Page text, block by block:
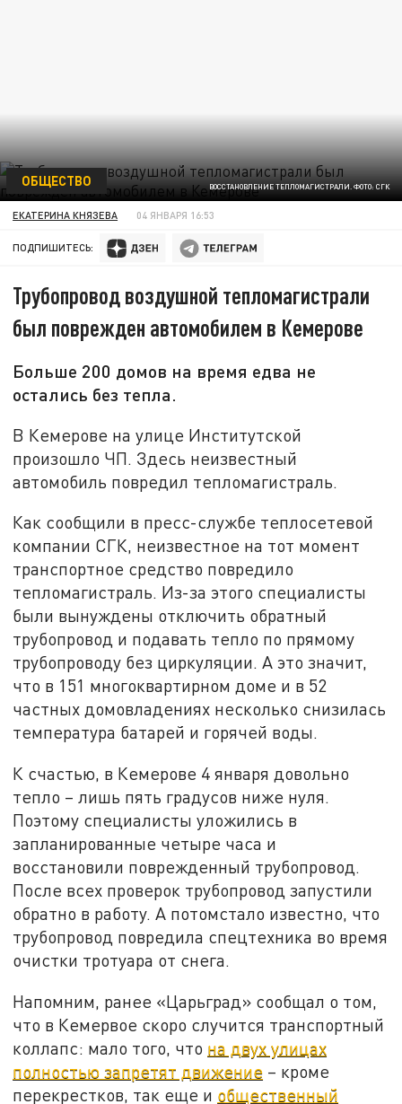
ВОССТАНОВЛЕНИЕ ТЕПЛОМАГИСТРАЛИ. ФОТО: СГК
ОБЩЕСТВО
ЕКАТЕРИНА КНЯЗЕВА 04 ЯНВАРЯ 16:53
ПОДПИШИТЕСЬ:
Трубопровод воздушной тепломагистрали
был поврежден автомобилем в Кемерове
Больше 200 домов на время едва не
остались без тепла.
В Кемерове на улице Институтской
произошло ЧП. Здесь неизвестный
автомобиль повредил тепломагистраль.
Как сообщили в пресс-службе теплосетевой
компании СГК, неизвестное на тот момент
транспортное средство повредило
тепломагистраль. Из-за этого специалисты
были вынуждены отключить обратный
трубопровод и подавать тепло по прямому
трубопроводу без циркуляции. А это значит,
что в 151 многоквартирном доме и в 52
частных домовладениях несколько снизилась
температура батарей и горячей воды.
К счастью, в Кемерове 4 января довольно
тепло – лишь пять градусов ниже нуля.
Поэтому специалисты уложились в
запланированные четыре часа и
восстановили поврежденный трубопровод.
После всех проверок трубопровод запустили
обратно в работу. А потомстало известно, что
трубопровод повредила спецтехника во время
очистки тротуара от снега.
Напомним, ранее «Царьград» сообщал о том,
что в Кемервое скоро случится транспортный
коллапс: мало того, что на двух улицах
полностью запретят движение – кроме
перекрестков, так еще и общественный